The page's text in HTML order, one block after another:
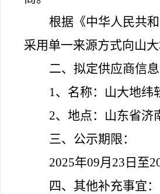
根据《中华人民共
采用单一来源方式向山
二、拟定供应商信息
1、名称：山大地纬
2、地点：山东省济
三、公示期限：
2025年09月 23 日至
四、其他补充事宜：